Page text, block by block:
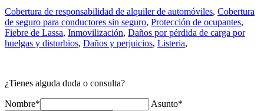
Cobertura de responsabilidad de alquiler de automóviles, Cobertura
de seguro para conductores sin seguro, Protección de ocupantes,
Fiebre de Lassa, Inmovilización, Daños por pérdida de carga por
huelgas y disturbios, Daños y perjuicios, Listeria,
¿Tienes alguda duda o consulta?
Nombre* Asunto*